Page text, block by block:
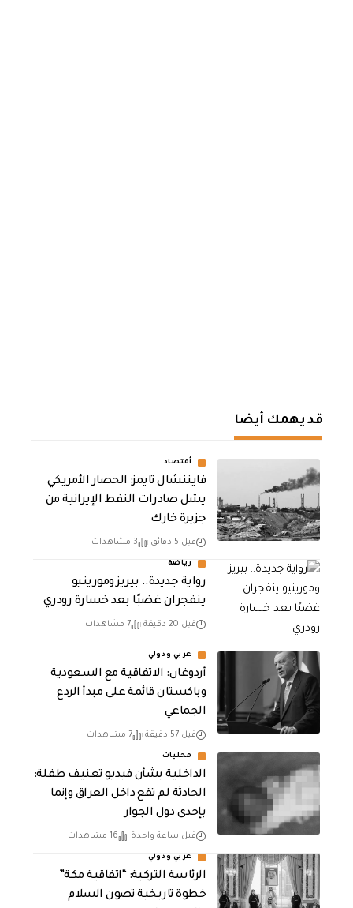
قد يهمك أيضا
أقتصاد
فايننشال تايمز: الحصار الأمريكي
يشل صادرات النفط الإيرانية من
جزيرة خارك
قبل 5 دقائق 3 مشاهدات
رياضة
رواية جديدة.. بيريز ومورينيو
ينفجران غضبًا بعد خسارة رودري
قبل 20 دقيقة 7 مشاهدات
عربي ودولي
أردوغان: الاتفاقية مع السعودية
وباكستان قائمة على مبدأ الردع
الجماعي
قبل 57 دقيقة 7 مشاهدات
محليات
الداخلية بشأن فيديو تعنيف طفلة:
الحادثة لم تقع داخل العراق وإنما
بإحدى دول الجوار
قبل ساعة واحدة 16 مشاهدات
عربي ودولي
الرئاسة التركية: “اتفاقية مكة”
خطوة تاريخية تصون السلام